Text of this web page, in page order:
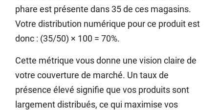
phare est présente dans 35 de ces magasins.
Votre distribution numérique pour ce produit est
donc : (35/50) × 100 = 70%.
Cette métrique vous donne une vision claire de
votre couverture de marché. Un taux de
présence élevé signifie que vos produits sont
largement distribués, ce qui maximise vos